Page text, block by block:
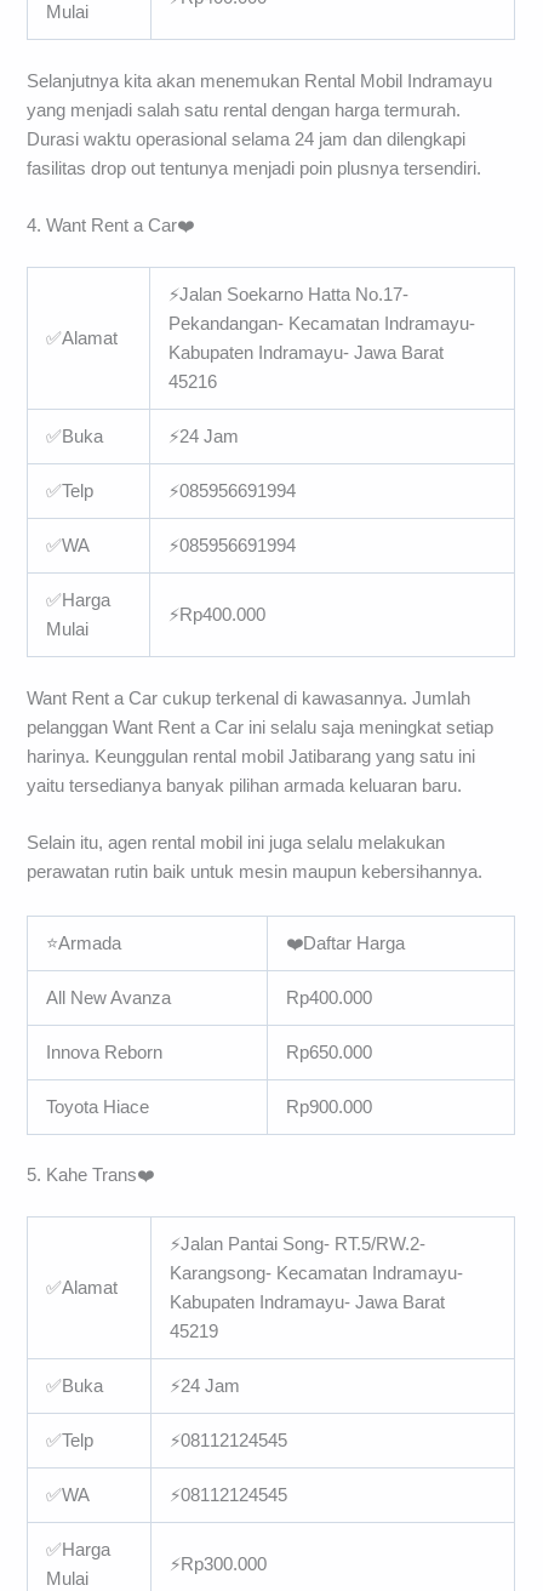
Mulai
Selanjutnya kita akan menemukan Rental Mobil Indramayu
yang menjadi salah satu rental dengan harga termurah.
Durasi waktu operasional selama 24 jam dan dilengkapi
fasilitas drop out tentunya menjadi poin plusnya tersendiri.
4. Want Rent a Car❤️️
✅Alamat
⚡Jalan Soekarno Hatta No.17-
Pekandangan- Kecamatan Indramayu-
Kabupaten Indramayu- Jawa Barat
45216
✅Buka ⚡24 Jam
✅Telp ⚡085956691994
✅WA ⚡085956691994
✅Harga
Mulai
⚡Rp400.000
Want Rent a Car cukup terkenal di kawasannya. Jumlah
pelanggan Want Rent a Car ini selalu saja meningkat setiap
harinya. Keunggulan rental mobil Jatibarang yang satu ini
yaitu tersedianya banyak pilihan armada keluaran baru.
Selain itu, agen rental mobil ini juga selalu melakukan
perawatan rutin baik untuk mesin maupun kebersihannya.
⭐Armada ❤️Daftar Harga
All New Avanza Rp400.000
Innova Reborn Rp650.000
Toyota Hiace Rp900.000
5. Kahe Trans❤️️
✅Alamat
⚡Jalan Pantai Song- RT.5/RW.2-
Karangsong- Kecamatan Indramayu-
Kabupaten Indramayu- Jawa Barat
45219
✅Buka ⚡24 Jam
✅Telp ⚡08112124545
✅WA ⚡08112124545
✅Harga
Mulai
⚡Rp300.000